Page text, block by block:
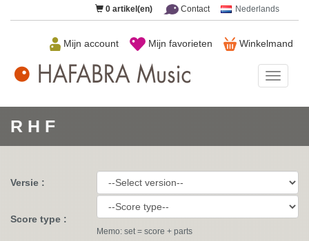
0 artikel(en) Contact Nederlands
Winkelmand
Mijn favorieten
Mijn account
Music
R H F
Versie :
Score type :
Memo: set = score + parts